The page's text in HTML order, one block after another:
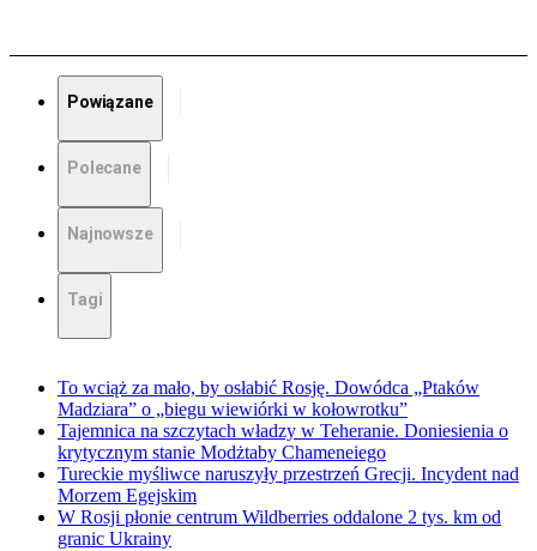
Powiązane
Polecane
Najnowsze
Tagi
To wciąż za mało, by osłabić Rosję. Dowódca „Ptaków
Madziara” o „biegu wiewiórki w kołowrotku”
Tajemnica na szczytach władzy w Teheranie. Doniesienia o
krytycznym stanie Modżtaby Chameneiego
Tureckie myśliwce naruszyły przestrzeń Grecji. Incydent nad
Morzem Egejskim
W Rosji płonie centrum Wildberries oddalone 2 tys. km od
granic Ukrainy